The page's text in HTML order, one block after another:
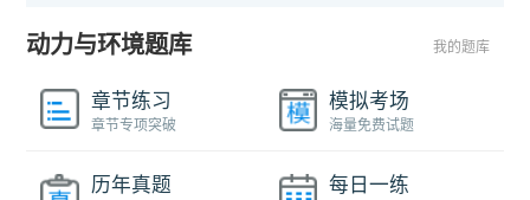
动力与环境题库 我的题库
章节练习
章节专项突破
模拟考场
海量免费试题
历年真题 每日一练